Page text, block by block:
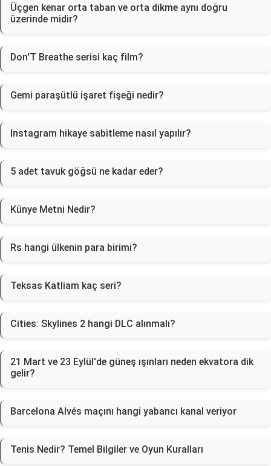
Üçgen kenar orta taban ve orta dikme aynı doğru
üzerinde midir?
Don'T Breathe serisi kaç film?
Gemi paraşütlü işaret fişeği nedir?
Instagram hikaye sabitleme nasıl yapılır?
5 adet tavuk göğsü ne kadar eder?
Künye Metni Nedir?
Rs hangi ülkenin para birimi?
Teksas Katliam kaç seri?
Cities: Skylines 2 hangi DLC alınmalı?
21 Mart ve 23 Eylül'de güneş ışınları neden ekvatora dik
gelir?
Barcelona Alvés maçını hangi yabancı kanal veriyor
Tenis Nedir? Temel Bilgiler ve Oyun Kuralları